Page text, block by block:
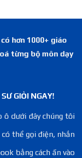
hơn 1000+ giáo
từng bộ môn dạy
GIỎI NGAY!
ô dưới đây chúng tôi
thể gọi điện, nhắn
bằng cách ấn vào